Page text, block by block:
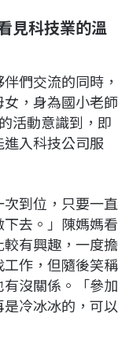
見科技業的溫
們交流的同時，
，身為國小老師
活動意識到，即
入科技公司服
次到位，只要一直
去。」陳媽媽看
有興趣，一度擔
作，但隨後笑稱
沒關係。「參加
冷冰冰的，可以